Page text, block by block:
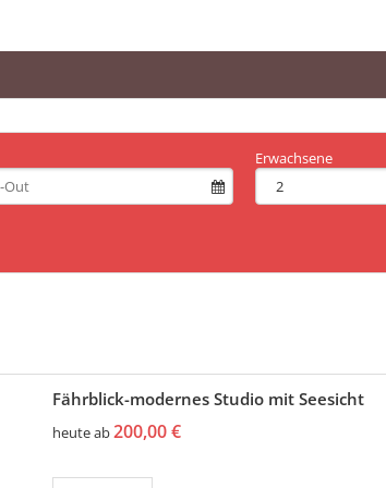
Erwachsene
Fährblick-modernes Studio mit Seesicht
heute ab200,00 €